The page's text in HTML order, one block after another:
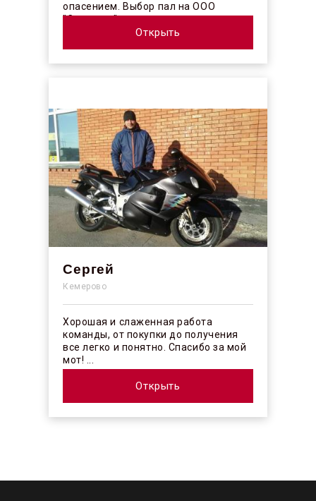
опасением. Выбор пал на ООО
"Синергос" после изучения отзывов в
Открыть
Сергей
Кемерово
Хорошая и слаженная работа
команды, от покупки до получения
все легко и понятно. Спасибо за мой
мот! ...
Открыть